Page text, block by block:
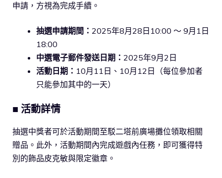
申請，方視為完成手續。
抽選申請期間： 2025年8月28日10:00 ～ 9月1日
18:00
中選電子郵件發送日期 ： 2025年9月2日
活動日期： 10月11日、10月12日（每位參加者
只能參加其中的一天）
■ 活動詳情
抽選中獎者可於活動期間至駁二塔前廣場攤位領取相關
贈品。此外，活動期間內完成遊戲內任務，即可獲得特
別的飾品皮克敏與限定徽章。